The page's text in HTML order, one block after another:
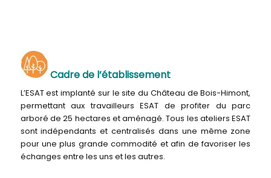
Cadre de l’établissement
L’ESAT est implanté sur le site du Château de Bois-Himont,
permettant aux travailleurs ESAT de profiter du parc
arboré de 25 hectares et aménagé. Tous les ateliers ESAT
sont indépendants et centralisés dans une même zone
pour une plus grande commodité et afin de favoriser les
échanges entre les uns et les autres.